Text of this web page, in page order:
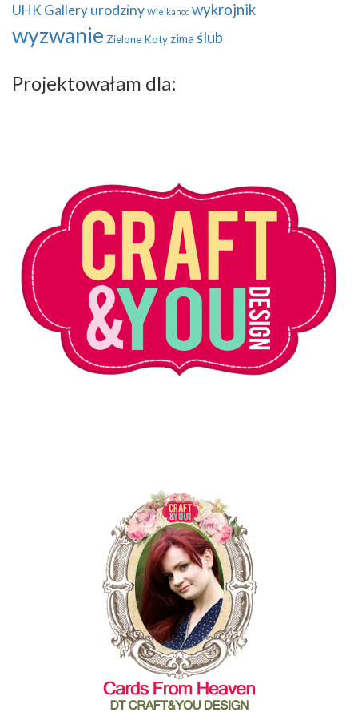
UHK Galleryurodziny Wielkanoc wykrojnik
wyzwanie Zielone Koty zima ślub
Projektowałam dla: